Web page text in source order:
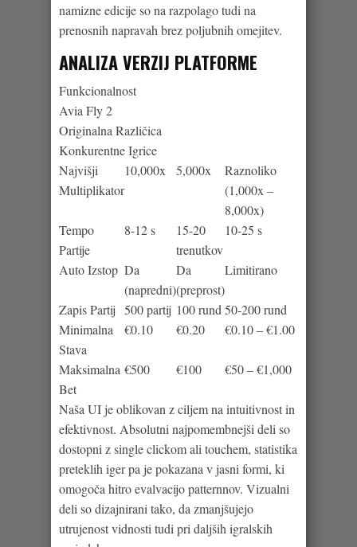
namizne edicije so na razpolago tudi na
prenosnih napravah brez poljubnih omejitev.
ANALIZA VERZIJ PLATFORME
Funkcionalnost
Avia Fly 2
Originalna Različica
Konkurentne Igrice
Najvišji
Multiplikator
10,000x 5,000x
Raznoliko
(1,000x –
8,000x)
Tempo
Partije
8-12 s
15-20
trenutkov
10-25 s
Auto Izstop Da
(napredni)
Da
(preprost)
Limitirano
Zapis Partij 500 partij 100 rund 50-200 rund
Minimalna
Stava
€0.10 €0.20 €0.10 – €1.00
Maksimalna
Bet
€500 €100 €50 – €1,000
Naša UI je oblikovan z ciljem na intuitivnost in
efektivnost. Absolutni najpomembnejši deli so
dostopni z single clickom ali touchem, statistika
preteklih iger pa je pokazana v jasni formi, ki
omogoča hitro evalvacijo patternnov. Vizualni
deli so dizajnirani tako, da zmanjšujejo
utrujenost vidnosti tudi pri daljših igralskih